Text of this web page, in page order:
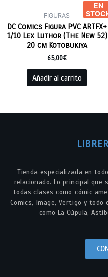
EN
FIGURAS
DC Comics Figura PVC ARTFX+
1/10 Lex Luthor (The New 52)
20 cm Kotobukiya
65,00€
Añadir al carrito
Tienda especializada en
relacionado. Lo principal que
todas clases como cómic
Comics, Image, Vertigo y
como La Cúpula,